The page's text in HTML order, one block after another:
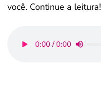
você. Continue a leitura!
0:00 / 0:00